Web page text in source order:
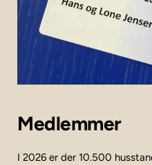
Medlemmer
I 2026 er der 10.500